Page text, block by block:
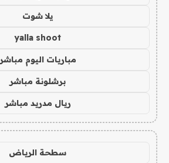
يلا شوت
yalla shoot
مباريات اليوم مباشر
برشلونة مباشر
ريال مدريد مباشر
سطحة الرياض